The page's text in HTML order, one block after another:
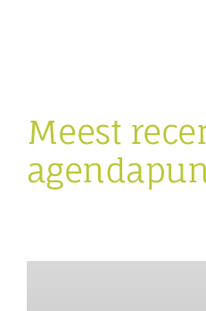
Meest